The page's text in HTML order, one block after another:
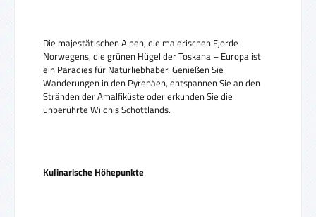
Die majestätischen Alpen, die malerischen Fjorde
Norwegens, die grünen Hügel der Toskana – Europa ist
ein Paradies für Naturliebhaber. Genießen Sie
Wanderungen in den Pyrenäen, entspannen Sie an den
Stränden der Amalfiküste oder erkunden Sie die
unberührte Wildnis Schottlands.
Kulinarische Höhepunkte